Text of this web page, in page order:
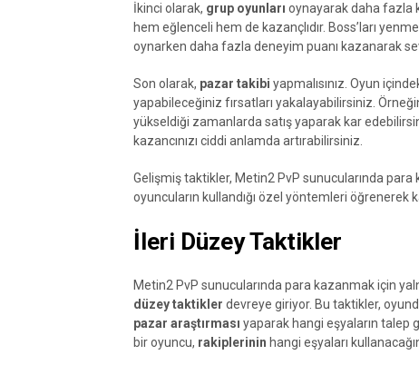
İkinci olarak, grup oyunları oynayarak daha fazla
hem eğlenceli hem de kazançlıdır. Boss’ları
oynarken daha fazla deneyim puanı kazanarak
Son olarak, pazar takibi yapmalısınız. Oyun
yapabileceğiniz fırsatları yakalayabilirsiniz.
yükseldiği zamanlarda satış yaparak kar
kazancınızı ciddi anlamda artırabilirsiniz.
Gelişmiş taktikler, Metin2 PvP sunucularında para
oyuncuların kullandığı özel yöntemleri öğrenerek
İleri Düzey Taktikler
Metin2 PvP sunucularında para kazanmak için
düzey taktikler devreye giriyor. Bu taktikler,
pazar araştırması yaparak hangi eşyaların talep
bir oyuncu, rakiplerinin hangi eşyaları